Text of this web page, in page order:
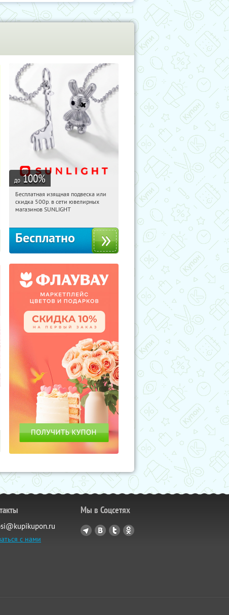
до 100%
04:40:32 Получили:
Россия
Бесплатная изящная подвеска или
скидка 500р. в сети ювелирных
магазинов SUNLIGHT
Бесплатно
с нами
Мы в Соцсетях